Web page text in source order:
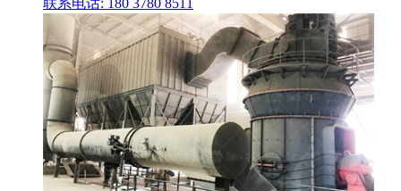
联系电话: 180 3780 8511